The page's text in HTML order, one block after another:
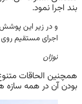
بند اجرا نمود.
و در زیر این
اجرای مستقیم روی
نوژان
همچنین الحاقات
بودن آن در همه سازه